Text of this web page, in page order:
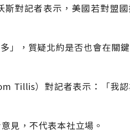
對記者表示，美國若對盟
」，質疑北約是否也會在關
Tillis）對記者表示：「我
見，不代表本社立場。